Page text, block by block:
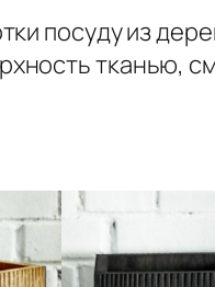
посуду из
тканью,